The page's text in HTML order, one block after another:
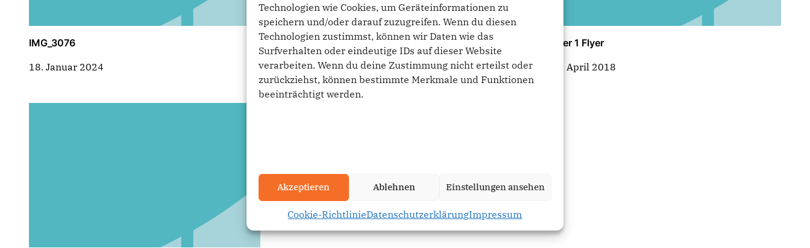
Technologien wie Cookies, um Geräteinformationen zu
speichern und/oder darauf zuzugreifen. Wenn du diesen
Technologien zustimmst, können wir Daten wie das
Surfverhalten oder eindeutige IDs auf dieser Website
verarbeiten. Wenn du deine Zustimmung nicht erteilst oder
zurückziehst, können bestimmte Merkmale und Funktionen
beeinträchtigt werden.
Akzeptieren Ablehnen Einstellungen ansehen
Cookie-RichtlinieDatenschutzerklärungImpressum
IMG_3076
18. Januar 2024
Flyer S2 Flyer
17. April 2018
Flyer 1 Flyer
17. April 2018